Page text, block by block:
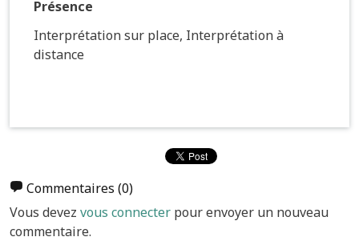
Présence
Interprétation sur place, Interprétation à
distance
Commentaires (0)
Vous devez vous connecter pour envoyer un nouveau
commentaire.